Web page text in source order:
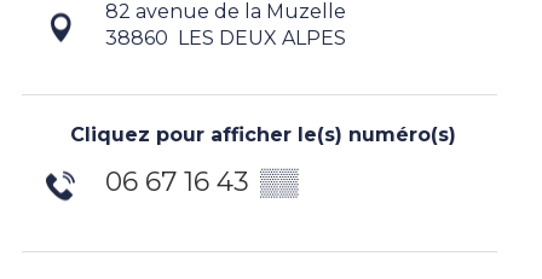
82 avenue de la Muzelle
38860
LES DEUX ALPES
Cliquez pour afficher le(s) numéro(s)
06 67 16 43 ▒▒